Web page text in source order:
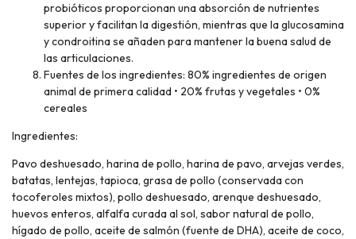
probióticos proporcionan una absorción de nutrientes
superior y facilitan la digestión, mientras que la glucosamina
y condroitina se añaden para mantener la buena salud de
las articulaciones.
Fuentes de los ingredientes: 80% ingredientes de origen
animal de primera calidad • 20% frutas y vegetales • 0%
cereales
Ingredientes:
Pavo deshuesado, harina de pollo, harina de pavo, arvejas verdes,
batatas, lentejas, tapioca, grasa de pollo (conservada con
tocoferoles mixtos), pollo deshuesado, arenque deshuesado,
huevos enteros, alfalfa curada al sol, sabor natural de pollo,
hígado de pollo, aceite de salmón (fuente de DHA), aceite de coco,